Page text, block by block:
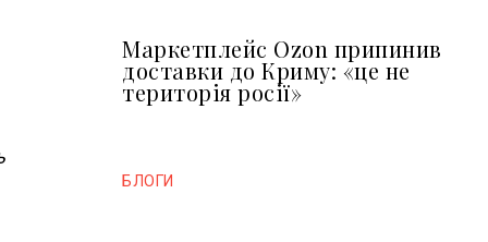
Маркетплейс Ozon припинив
доставки до Криму: «це не
територія росії»
БЛОГИ